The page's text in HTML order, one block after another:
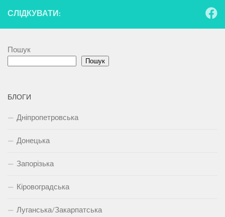
СЛІДКУВАТИ:
Пошук
Пошук
БЛОГИ
Дніпропетровська
Донецька
Запорізька
Кіровоградська
Луганська/Закарпатська